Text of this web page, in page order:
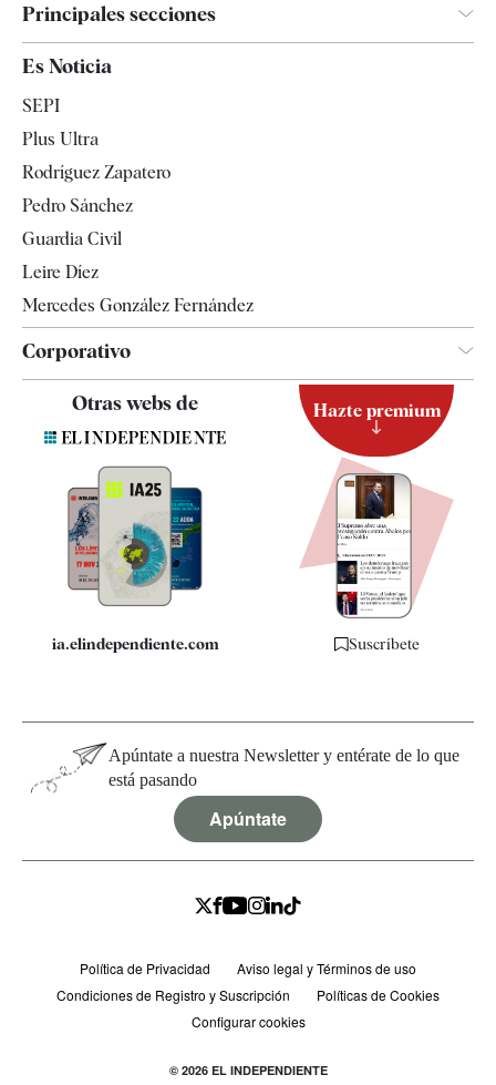
Principales secciones
Televisión
Es Noticia
SEPI
Plus Ultra
Rodríguez Zapatero
Pedro Sánchez
Guardia Civil
Leire Díez
Mercedes González Fernández
Corporativo
Quiénes somos
Especificaciones
Otras webs de
ia.elindependiente.com
Hazte premium
Suscríbete
Apúntate a nuestra Newsletter y entérate de lo que
está pasando
Apúntate
Política de Privacidad
Aviso legal y Términos de uso
Condiciones de Registro y Suscripción
Políticas de Cookies
Configurar cookies
© 2026 EL INDEPENDIENTE